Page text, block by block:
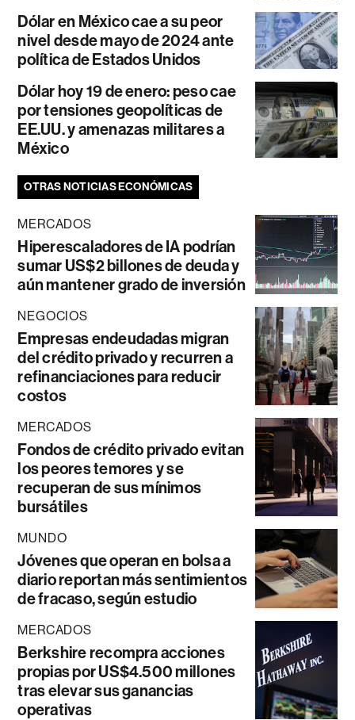
Dólar en México cae a su peor
nivel desde mayo de 2024 ante
política de Estados Unidos
Dólar hoy 19 de enero: peso cae
por tensiones geopolíticas de
EE.UU. y amenazas militares a
México
OTRAS NOTICIAS ECONÓMICAS
MERCADOS
Hiperescaladores de IA podrían
sumar US$2 billones de deuda y
aún mantener grado de inversión
NEGOCIOS
Empresas endeudadas migran
del crédito privado y recurren a
refinanciaciones para reducir
costos
MERCADOS
Fondos de crédito privado evitan
los peores temores y se
recuperan de sus mínimos
bursátiles
MUNDO
Jóvenes que operan en bolsa a
diario reportan más sentimientos
de fracaso, según estudio
MERCADOS
Berkshire recompra acciones
propias por US$4.500 millones
tras elevar sus ganancias
operativas